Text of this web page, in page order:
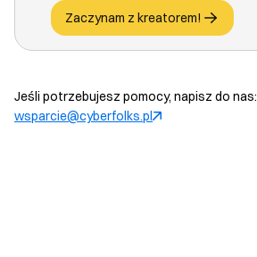
Zaczynam z kreatorem!
Jeśli potrzebujesz pomocy, napisz do nas:
wsparcie@cyberfolks.pl